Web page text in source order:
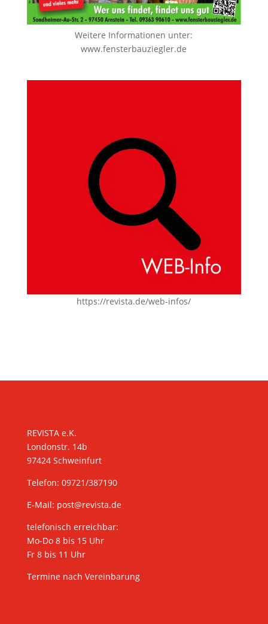
Weitere Informationen unter:
www.fensterbauziegler.de
https://revista.de/web-infos/
REVISTA e.K.
Londonstr. 14b
97424 Schweinfurt
Telefon: 09721/387190
E-Mail: post@revista.de
telefonisch erreichbar:
Mo-Do 8 bis 15 Uhr
Fr 8 bis 11 Uhr
Termine nach Vereinbarung